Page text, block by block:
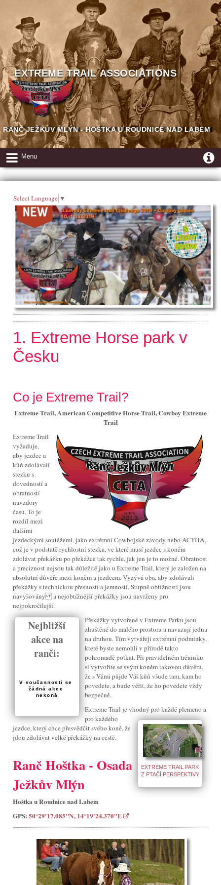
EXTREME TRAIL ASSOCIATIONS
RANČ JEŽKŮV MLÝN - HOŠTKA U ROUDNICE NAD LABEM
Menu
Select Language ▼
1. Extreme Horse park v
Česku
Co je Extreme Trail?
Extreme Trail, American Competitive Horse Trail, Cowboy Extreme
Trail
Extreme Trail
vyžaduje,
aby jezdec a
kůň zdolávali
stezku s
dovedností a
obratností
navzdory
času. To je
rozdíl mezi
dalšími
jezdeckými soutěžemi, jako extrémní Cowbojské závody nebo ACTHA,
což je v podstatě rychlostní stezka, ve které musí jezdec s koněm
zdolávat překážku po překážce tak rychle, jak jen je to možné. Obratnost
a preciznost nejsou tak důležité jako u Extreme Trail, který je založen na
absolutní důvěře mezi koněm a jezdcem. Vyzývá oba, aby zdolávali
překážky s technickou přesností a jemností. Stupně obtížnosti jsou
navyšovány a nejobtížnější překážky jsou navrženy pro
nejpokročilejší.
Nejbližší
akce na
ranči:
V současnosti se
žádná akce
nekoná
Překážky vytvořené v Extreme Parku jsou
zhuštěné do malého prostoru a navazují jedna
na druhou. Tím vytvářejí extrémní podmínky,
které byste nemohli v přírodě takto
pohromadě potkat. Při pravidelném tréninku
si vytvoříte se svým koněm takovou důvěru,
že s Vámi půjde Váš kůň všude tam, kam ho
povedete, a bude věřit, že ho povedete vždy
bezpečně.
EXTREME TRAIL PARK
Z PTAČÍ PERSPEKTIVY
Extreme Trail je vhodný pro každé plemeno a
pro každého
jezdce, který chce přesvědčit svého koně, že
jdou zdolávat velké překážky na cestě.
Ranč Hoštka - Osada
Ježkův Mlýn
Hoštka u Roudnice nad Labem
GPS:50°29'17.085"N, 14°19'24.370"E